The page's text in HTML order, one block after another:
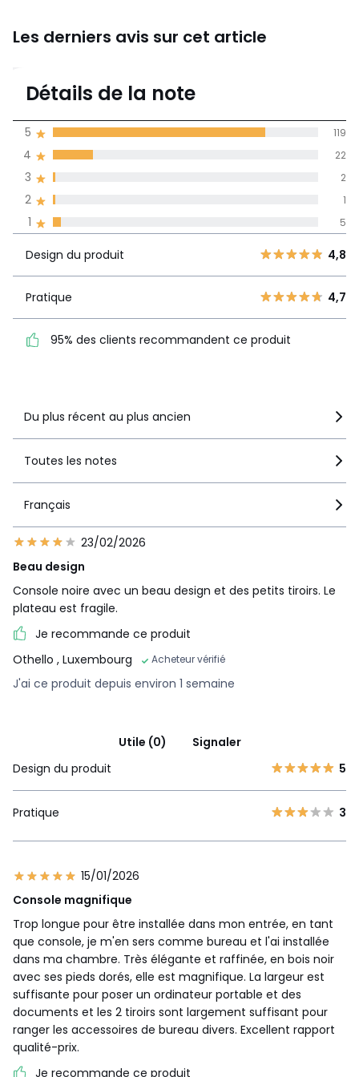
Les derniers avis sur cet article
4,7
moyenne des avis
dans toutes les
1 5
2
3 2
4
5 4,8
recommandent ce produit
Détails de la note
1 5
2 1
3 2
4 22
5 119
Design du produit 4,8
Pratique 4,7
95% des clients recommandent ce produit
Du plus récent au plus ancien
Toutes les notes
Français
23/02/2026
Beau design
Console noire avec un beau design et des petits tiroirs. Le
plateau est fragile.
Je recommande ce produit
Othello , Luxembourg Acheteur vérifié
J'ai ce produit depuis environ 1 semaine
Utile (0)
Signaler
Design du produit
5
Pratique 3
15/01/2026
Console magnifique
Trop longue pour être installée dans mon entrée, en tant
que console, je m'en sers comme bureau et l'ai installée
dans ma chambre. Très élégante et raffinée, en bois noir
avec ses pieds dorés, elle est magnifique. La largeur est
suffisante pour poser un ordinateur portable et des
documents et les 2 tiroirs sont largement suffisant pour
ranger les accessoires de bureau divers. Excellent rapport
qualité-prix.
Je recommande ce produit